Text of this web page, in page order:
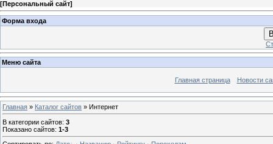
[Персональный сайт]
Форма входа
Меню сайта
Главная страница Новости
Главная » Каталог сайтов » Интернет
В категории сайтов: 3
Показано сайтов: 1-3